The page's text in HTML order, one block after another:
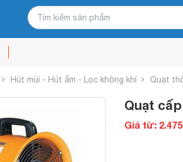
Hút mùi - Hút ẩm - Lọc không khí Quạt
Quạt
Giá từ: